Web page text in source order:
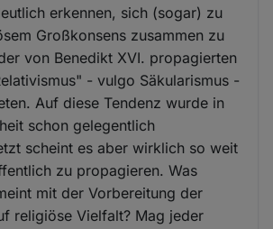
erkennen, sich (sogar) zu
Großkonsens zusammen zu
von Benedikt XVI. propagierten
- vulgo Säkularismus -
Auf diese Tendenz wurde in
schon gelegentlich
scheint es aber wirklich so weit
zu propagieren. Was
mit der Vorbereitung der
religiöse Vielfalt? Mag jeder